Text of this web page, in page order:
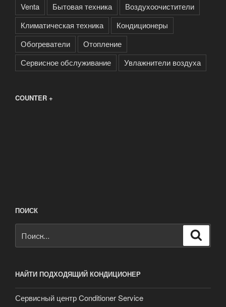
Venta
Бытовая техника
Воздухоочистители
Климатическая техника
Кондиционеры
Обогреватели
Отопление
Сервисное обслуживание
Увлажнители воздуха
COUNTER +
ПОИСК
НАЙТИ ПОДХОДЯЩИЙ КОНДИЦИОНЕР
Сервисный центр Conditioner Service